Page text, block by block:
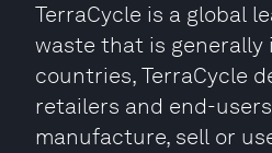
TerraCycle is a global
waste that is generally
countries, TerraCycle
retailers and end-
manufacture, sell or